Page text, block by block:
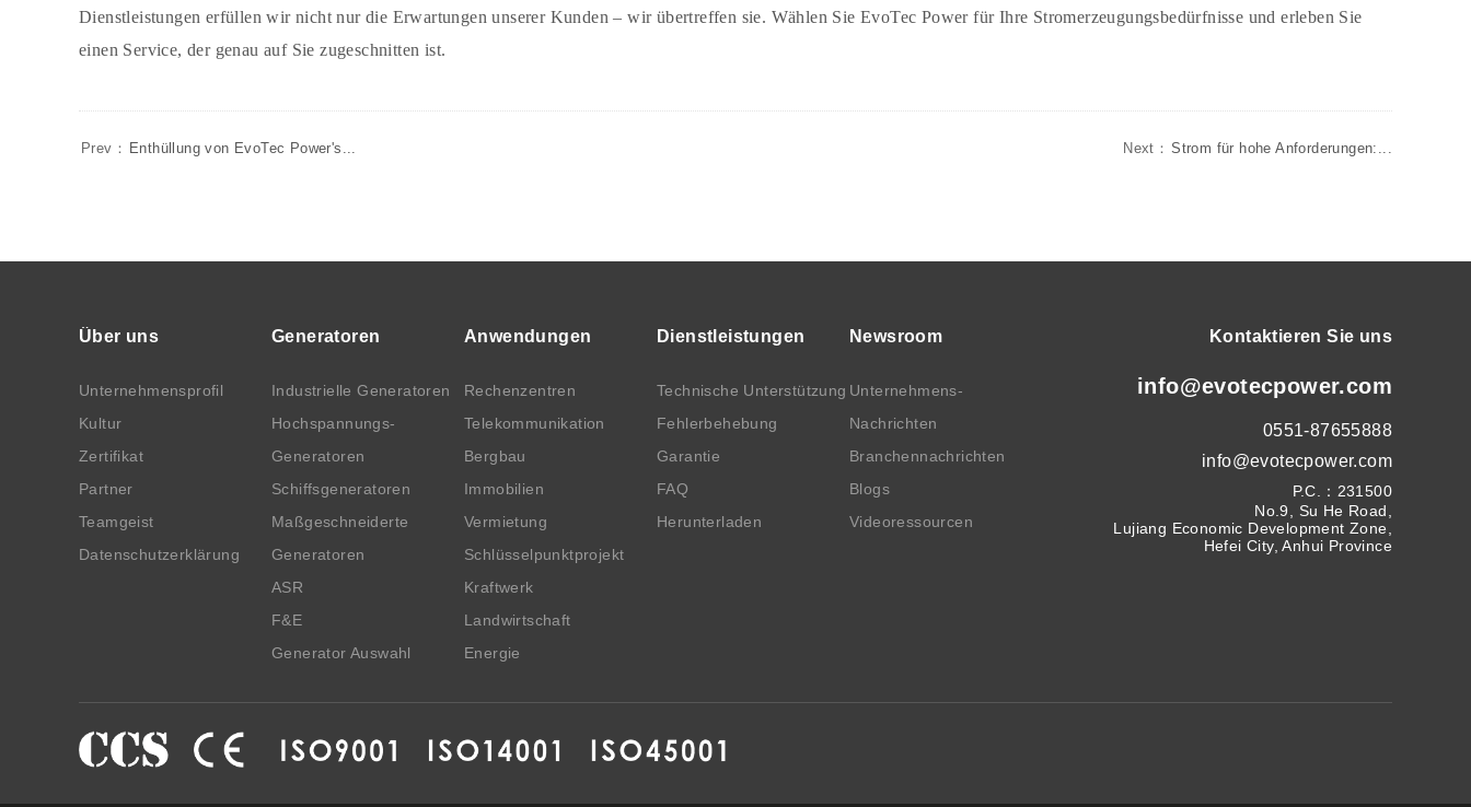
Dienstleistungen erfüllen wir nicht nur die Erwartungen unserer Kunden – wir übertreffen sie. Wählen Sie EvoTec Power für Ihre Stromerzeugungsbedürfnisse und erleben Sie
einen Service, der genau auf Sie zugeschnitten ist.
Next： Strom für hohe Anforderungen:...
Prev： Enthüllung von EvoTec Power's...
Über uns
Unternehmensprofil
Kultur
Zertifikat
Partner
Teamgeist
Datenschutzerklärung
Generatoren
Industrielle Generatoren
Hochspannungs-
Generatoren
Schiffsgeneratoren
Maßgeschneiderte
Generatoren
ASR
F&E
Generator Auswahl
Anwendungen
Rechenzentren
Telekommunikation
Bergbau
Immobilien
Vermietung
Schlüsselpunktprojekt
Kraftwerk
Landwirtschaft
Energie
Dienstleistungen
Technische Unterstützung
Fehlerbehebung
Garantie
FAQ
Herunterladen
Newsroom
Unternehmens-
Nachrichten
Branchennachrichten
Blogs
Videoressourcen
Kontaktieren Sie uns
info@evotecpower.com
0551-87655888
info@evotecpower.com
P.C.：231500
No.9, Su He Road,
Lujiang Economic Development Zone,
Hefei City, Anhui Province